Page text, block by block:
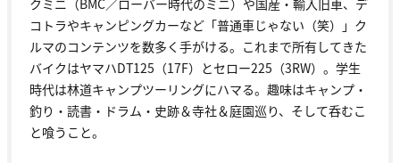
クミニ（BMC／ローバー時代のミニ）や国産・輸入旧車、デ
コトラやキャンピングカーなど「普通車じゃない（笑）」ク
ルマのコンテンツを数多く手がける。これまで所有してきた
バイクはヤマハDT125（17F）とセロー225（3RW）。学生
時代は林道キャンプツーリングにハマる。趣味はキャンプ・
釣り・読書・ドラム・史跡＆寺社＆庭園巡り、そして呑むこ
と喰うこと。